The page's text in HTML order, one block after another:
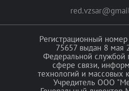
Регистрационный
75657 выдан 8 мая
Федеральной службой
сфере связи,
технологий и массовых
Учредитель ООО